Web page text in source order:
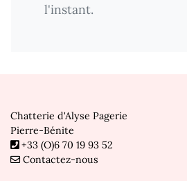
l'instant.
Chatterie d'Alyse Pagerie
Pierre-Bénite
+33 (O)6 70 19 93 52
Contactez-nous